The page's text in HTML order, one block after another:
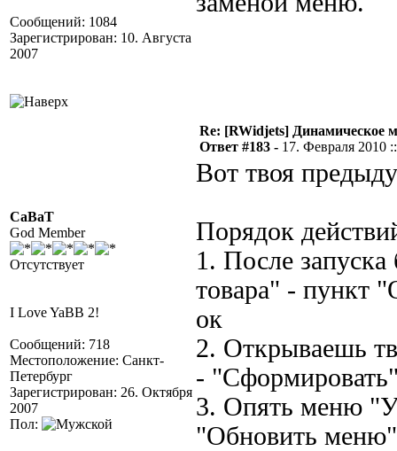
Сообщений: 1084
Зарегистрирован: 10. Августа
2007
CaBaT
God Member
Отсутствует
I Love YaBB 2!
Сообщений: 718
Местоположение: Санкт-
Петербург
Зарегистрирован: 26. Октября
2007
Пол:
Re: [RWidjets] Динамическое
Ответ #183 - 17. Февраля 2010
Вот твоя
Порядок
1. После
товара" - пункт
ок
2. Открываешь
-
3. Опять меню
"Обновить